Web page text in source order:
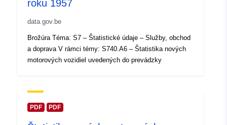
Katalógový
Aktualizované na základe
30 July 2026
pokrytie:
roku 1957
data.gov.be
Brožúra Téma: S7 – Štatistické údaje – Služby, obchod
a doprava V rámci témy: S740.A6 – Štatistika nových
motorových vozidiel uvedených do prevádzky
PDF PDF